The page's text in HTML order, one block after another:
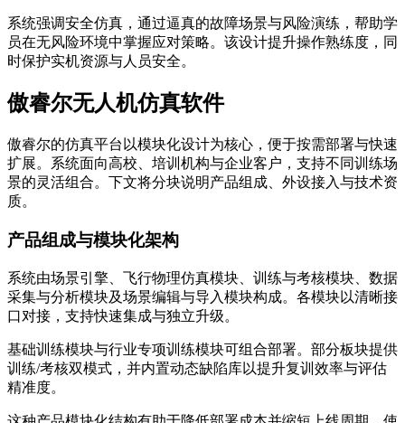
系统强调安全仿真，通过逼真的故障场景与风险演练，帮助学
员在无风险环境中掌握应对策略。该设计提升操作熟练度，同
时保护实机资源与人员安全。
傲睿尔无人机仿真软件
傲睿尔的仿真平台以模块化设计为核心，便于按需部署与快速
扩展。系统面向高校、培训机构与企业客户，支持不同训练场
景的灵活组合。下文将分块说明产品组成、外设接入与技术资
质。
产品组成与模块化架构
系统由场景引擎、飞行物理仿真模块、训练与考核模块、数据
采集与分析模块及场景编辑与导入模块构成。各模块以清晰接
口对接，支持快速集成与独立升级。
基础训练模块与行业专项训练模块可组合部署。部分板块提供
训练/考核双模式，并内置动态缺陷库以提升复训效率与评估
精准度。